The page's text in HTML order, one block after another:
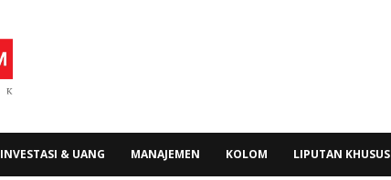
INVESTASI & UANG MANAJEMEN KOLOM LIPUTAN KHUSUS